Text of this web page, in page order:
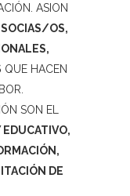
ASION
SOCIAS/OS,
QUE HACEN
SON EL
EDUCATIVO,
DE